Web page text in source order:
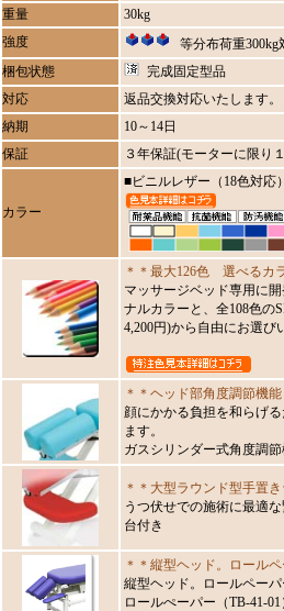
重量
30kg
強度
等分布荷重300kg
梱包状態
完成固定型品
対応
返品交換対応いたします。
納期
10～14日
保証
３年保証(モーターに限り
カラー
■ビニルレザー（18色対応）
＊＊最大126色 選べるカ
マッサージベッド専用に
ナルカラーと、全108色の
4,200円)から自由にお選び
＊＊ヘッド部角度調節機能
顔にかかる負担を和らげ
ます。
ガスシリンダー式角度調節
＊＊大型ラウンド型手置き
うつ伏せでの施術に最適
台付き
＊＊縦型ヘッド。ロール
縦型ヘッド。ロールペーパ
ロールぺーパー（TB-41-01